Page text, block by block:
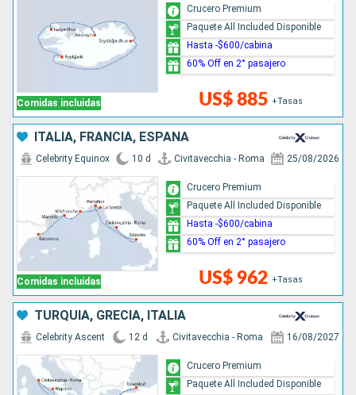
Comidas incluidas US$ 885 +Tasas
Crucero Premium
Paquete All Included Disponible
Hasta -$600/cabina
60% Off en 2° pasajero
ITALIA, FRANCIA, ESPAÑA
Comidas incluidas
Celebrity Equinox 10 d Civitavecchia - Roma 25/08/2026
US$ 962 +Tasas
Crucero Premium
Paquete All Included Disponible
Hasta -$600/cabina
60% Off en 2° pasajero
TURQUÍA, GRECIA, ITALIA
Celebrity Ascent 12 d Civitavecchia - Roma 16/08/2027
Crucero Premium
Paquete All Included Disponible